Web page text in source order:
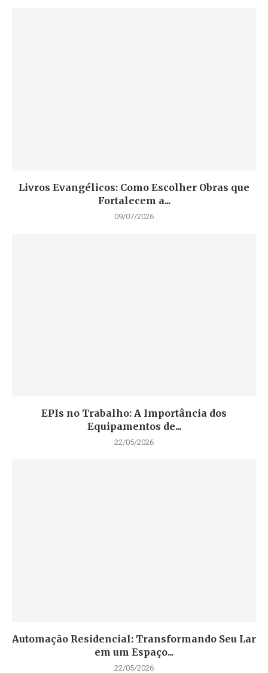
Livros Evangélicos: Como Escolher Obras que
Fortalecem a...
09/07/2026
EPIs no Trabalho: A Importância dos
Equipamentos de...
22/05/2026
Automação Residencial: Transformando Seu Lar
em um Espaço...
22/05/2026